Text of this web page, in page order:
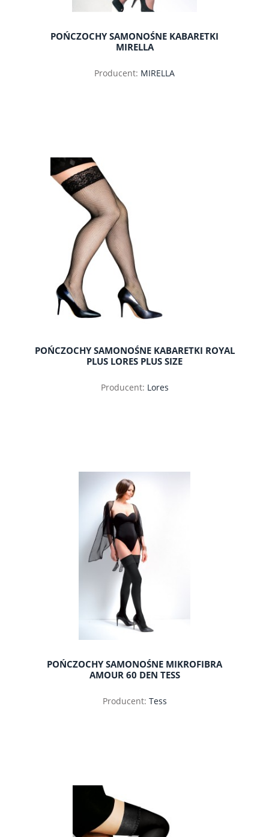
POŃCZOCHY SAMONOŚNE KABARETKI
MIRELLA
Producent: MIRELLA
POŃCZOCHY SAMONOŚNE KABARETKI ROYAL
PLUS LORES PLUS SIZE
Producent: Lores
POŃCZOCHY SAMONOŚNE MIKROFIBRA
AMOUR 60 DEN TESS
Producent: Tess